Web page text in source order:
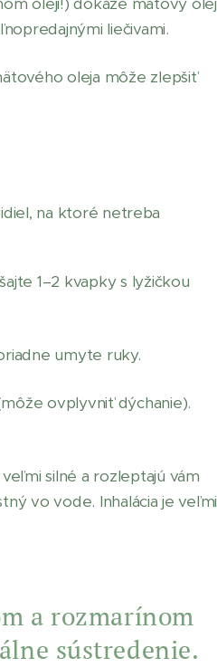
liečivami.
oleja môže zlepšiť
na ktoré netreba
1–2 kvapky s lyžičkou
umyte ruky.
ovplyvniť dýchanie).
silné a rozleptajú vám
vo vode. Inhalácia je veľmi
a rozmarínom
sústredenie.